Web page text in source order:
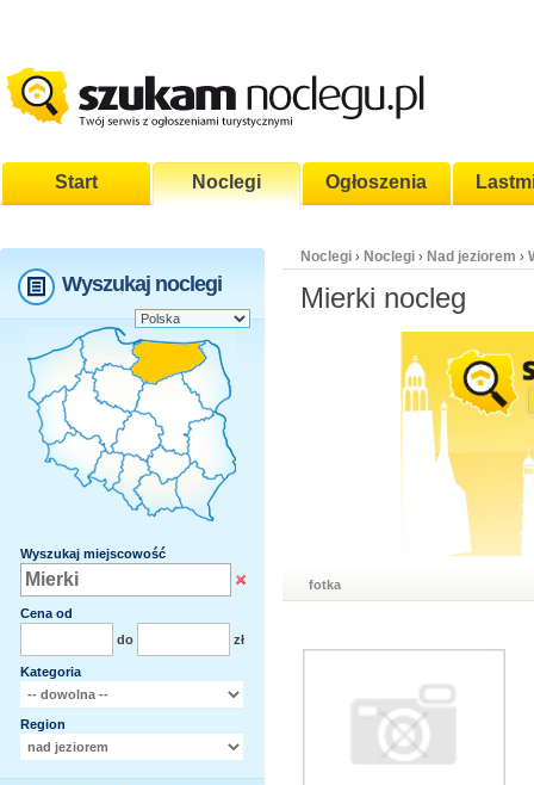
Start Noclegi Ogłoszenia
Wyszukaj noclegi
Wyszukaj miejscowość
Cena od
do
zł
Kategoria
Region
Noclegi › Noclegi › Nad jeziorem ›
Mierki nocleg
fotka